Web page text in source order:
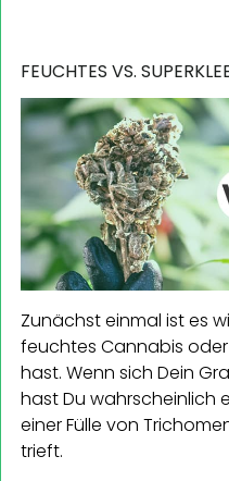
FEUCHTES VS.
Zunächst einmal ist es
feuchtes Cannabis
hast. Wenn sich Dein
hast Du wahrscheinlich
einer Fülle von
trieft.